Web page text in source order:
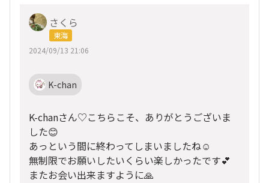
さくら
東海
2024/09/13 21:06
K-chan
K-chanさん♡こちらこそ、ありがとうございま
した😊
あっという間に終わってしまいましたね☺️
無制限でお願いしたいくらい楽しかったです💕
またお会い出来ますように🙏